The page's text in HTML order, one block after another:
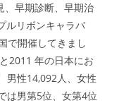
、早期診断、早期治
ルリボンキャラバ
開催してきまし
2011 年の日本にお
男性14,092人、女性
は男第5位、女第4位